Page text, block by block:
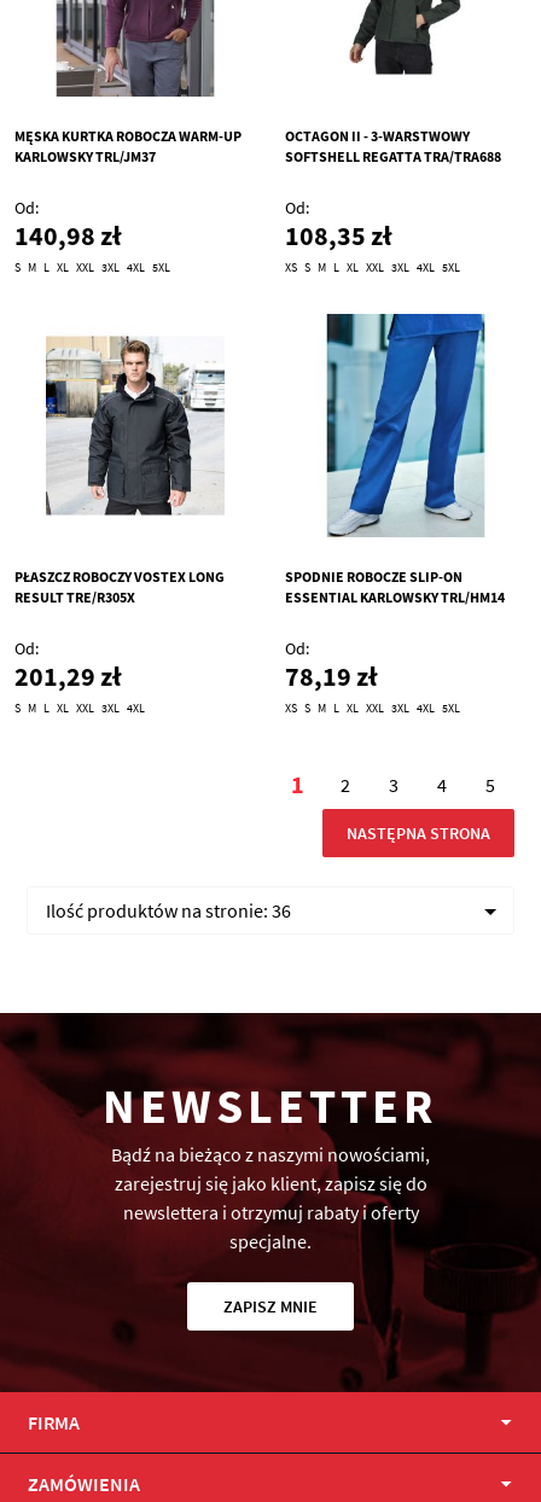
MĘSKA KURTKA ROBOCZA WARM-UP
KARLOWSKY TRL/JM37
Od
140,98 zł
S M L XL XXL 3XL 4XL 5XL
OCTAGON II - 3-WARSTWOWY
SOFTSHELL REGATTA TRA/TRA688
Od
108,35 zł
XS S M L XL XXL 3XL 4XL 5XL
PŁASZCZ ROBOCZY VOSTEX LONG
RESULT TRE/R305X
Od
201,29 zł
S M L XL XXL 3XL 4XL
SPODNIE ROBOCZE SLIP-ON
ESSENTIAL KARLOWSKY TRL/HM14
Od
78,19 zł
XS S M L XL XXL 3XL 4XL 5XL
Aktualnie czytasz
1 Strona
2 Strona
3 Strona
4 5
STRONA
NASTĘPNA STRONA
Ilość produktów na stronie: 36
NEWSLETTER
Bądź na bieżąco z naszymi nowościami,
zarejestruj się jako klient, zapisz się do
newslettera i otrzymuj rabaty i oferty
specjalne.
ZAPISZ MNIE
FIRMA
ZAMÓWIENIA